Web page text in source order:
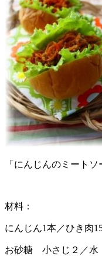
「にんじんのミートソ
材料：
にんじん1本／ひき肉
お砂糖 小さじ２／